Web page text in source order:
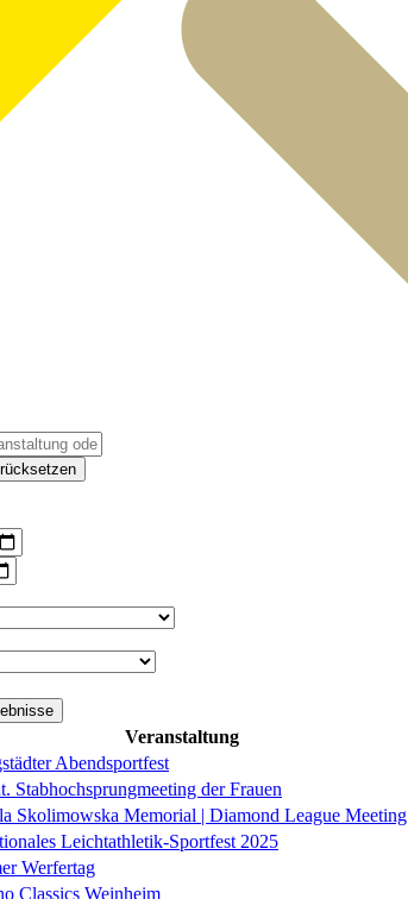
Veranstaltung
Abendsportfest
Stabhochsprungmeeting der Frauen
Skolimowska Memorial | Diamond League Meeting
Leichtathletik-Sportfest 2025
Werfertag
Classics Weinheim